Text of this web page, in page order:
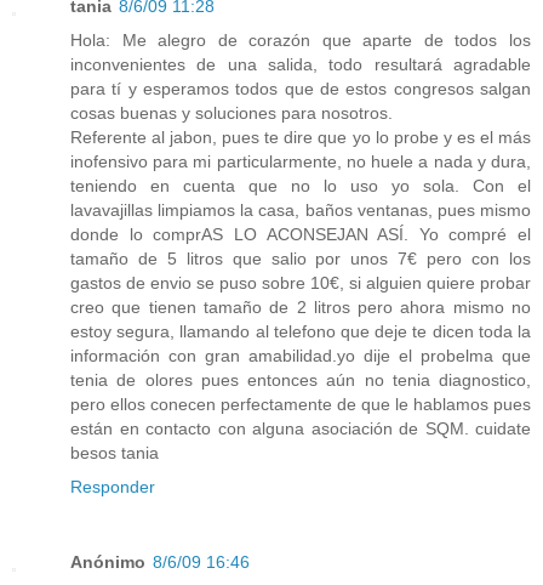
tania 8/6/09 11:28
Hola: Me alegro de corazón que aparte de todos los
inconvenientes de una salida, todo resultará agradable
para tí y esperamos todos que de estos congresos salgan
cosas buenas y soluciones para nosotros.
Referente al jabon, pues te dire que yo lo probe y es el más
inofensivo para mi particularmente, no huele a nada y dura,
teniendo en cuenta que no lo uso yo sola. Con el
lavavajillas limpiamos la casa, baños ventanas, pues mismo
donde lo comprAS LO ACONSEJAN ASÍ. Yo compré el
tamaño de 5 litros que salio por unos 7€ pero con los
gastos de envio se puso sobre 10€, si alguien quiere probar
creo que tienen tamaño de 2 litros pero ahora mismo no
estoy segura, llamando al telefono que deje te dicen toda la
información con gran amabilidad.yo dije el probelma que
tenia de olores pues entonces aún no tenia diagnostico,
pero ellos conecen perfectamente de que le hablamos pues
están en contacto con alguna asociación de SQM. cuidate
besos tania
Responder
Anónimo 8/6/09 16:46